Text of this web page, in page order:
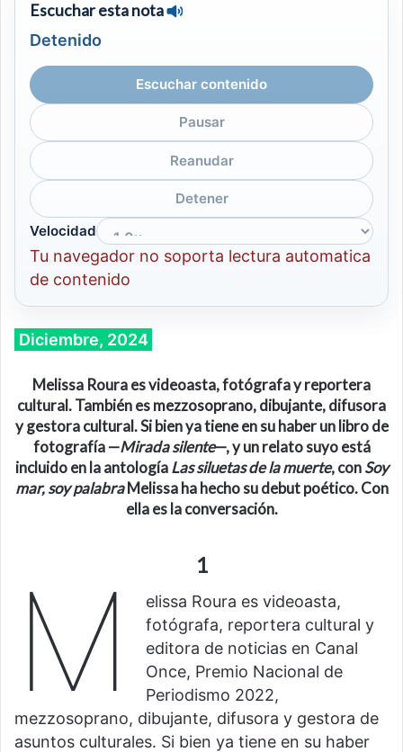
Escuchar esta nota
Detenido
Escuchar contenido
Pausar
Reanudar
Detener
Velocidad
Tu navegador no soporta lectura automatica
de contenido
Diciembre, 2024
Melissa Roura es videoasta, fotógrafayreportera
cultural. También esmezzosoprano, dibujante, difusora
y gestora cultural.Si bien ya tiene en su haberun libro de
fotografía—Mirada silente—, y unrelato suyoestá
incluido en la antologíaLassiluetas de la muerte, conSoy
mar, soypalabraMelissaha hechosu debut poético. Con
ella es laconversación.
1
M
elissa Roura es videoasta,
fotógrafa, reportera cultural y
editora de noticias en Canal
Once, Premio Nacional de
Periodismo 2022,
mezzosoprano, dibujante, difusora y gestora de
asuntos culturales. Si bien ya tiene en su haber